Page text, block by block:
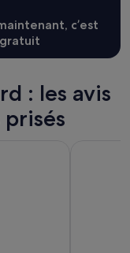
c’est
gratuit
: les avis